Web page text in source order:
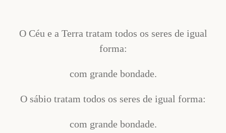
O Céu e a Terra tratam todos os seres de igual
forma:
com grande bondade.
O sábio tratam todos os seres de igual forma:
com grande bondade.